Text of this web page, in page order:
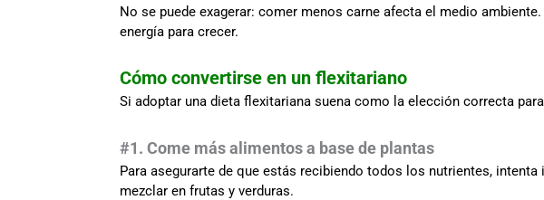
No se puede exagerar: comer menos carne afecta el medio
energía para crecer.
Cómo convertirse en un flexitariano
Si adoptar una dieta flexitariana suena como la elección correcta
#1. Come más alimentos a base de plantas
Para asegurarte de que estás recibiendo todos los nutrientes,
mezclar en frutas y verduras.